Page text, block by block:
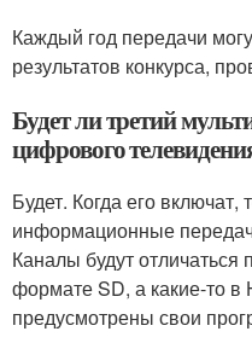
Каждый год передачи
результатов конкурса,
Будет ли третий
цифрового
Будет. Когда его включат,
информационные
Каналы будут отличаться
формате SD, а какие-то в
предусмотрены свои